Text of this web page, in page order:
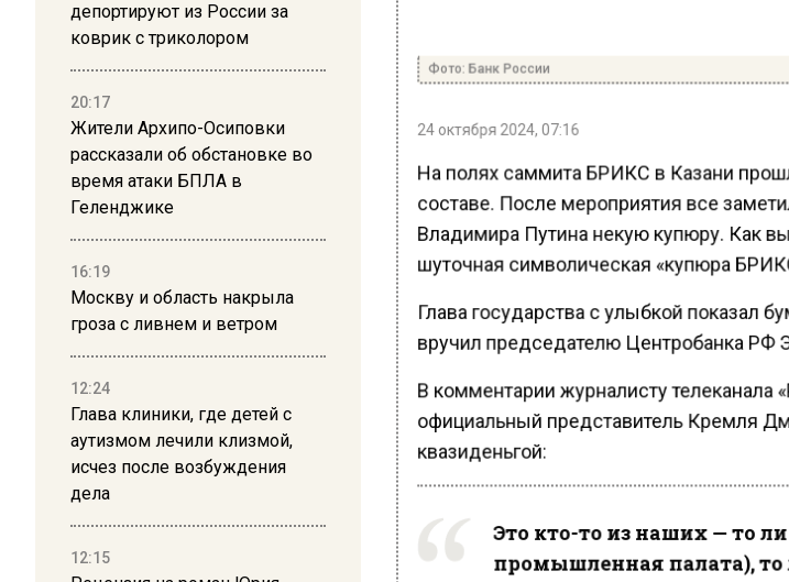
депортируют из России за
коврик с триколором
20:17
Жители Архипо-Осиповки
рассказали об обстановке во
время атаки БПЛА в
Геленджике
16:19
Москву и область накрыла
гроза с ливнем и ветром
12:24
Глава клиники, где детей с
аутизмом лечили клизмой,
исчез после возбуждения
дела
12:15
Фото: Банк России
24 октября 2024, 07:16
На полях саммита БРИКС в Казани
составе. После мероприятия все
Владимира Путина некую купюру. Как
шуточная символическая «купюра
Глава государства с улыбкой показал
вручил председателю Центробанка РФ
В комментарии журналисту телеканала
официальный представитель Кремля
квазиденьгой:
Это кто-то из наших — то
промышленная палата), то